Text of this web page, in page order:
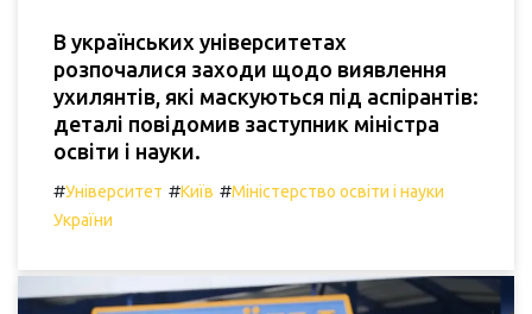
В українських університетах
розпочалися заходи щодо виявлення
ухилянтів, які маскуються під аспірантів:
деталі повідомив заступник міністра
освіти і науки.
#Університет #Київ #Міністерство освіти і науки
України